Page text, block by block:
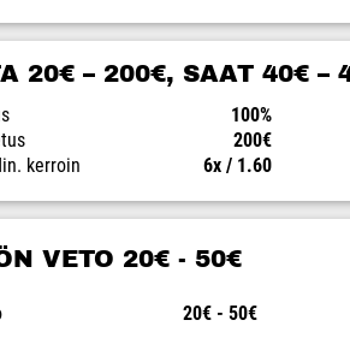
20€ – 200€, SAAT 40€ –
100%
200€
kerroin
6x / 1.60
VETO 20€ - 50€
20€ - 50€